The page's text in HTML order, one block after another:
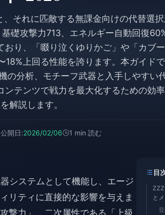
それに匹敵する無課金向けの代替選
礎攻撃力713、エネルギー自動回復
り、「啜り泣くゆりかご」や「カブー
上回る性能を誇ります。本ガイド
の分析、モチーフ武器と入手しやすい
テンツで戦力を最大化するための効
解説します。
公開日:2026/02/06 1 min 読む
システムとして機能し、エージ
リティに直接的な影響を与えま
撃力」、二次属性である「上級
目
ZZZ
と